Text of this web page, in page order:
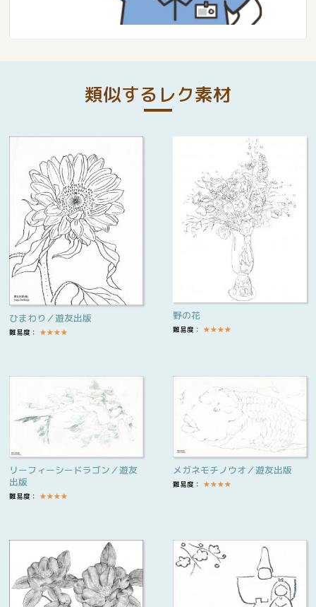
類似するレク素材
ひまわり／遊友出版
難易度： ★★★★
野の花
難易度： ★★★★
リーフィーシードラゴン／遊友
出版
難易度： ★★★★
メガネモチノウオ／遊友出版
難易度： ★★★★